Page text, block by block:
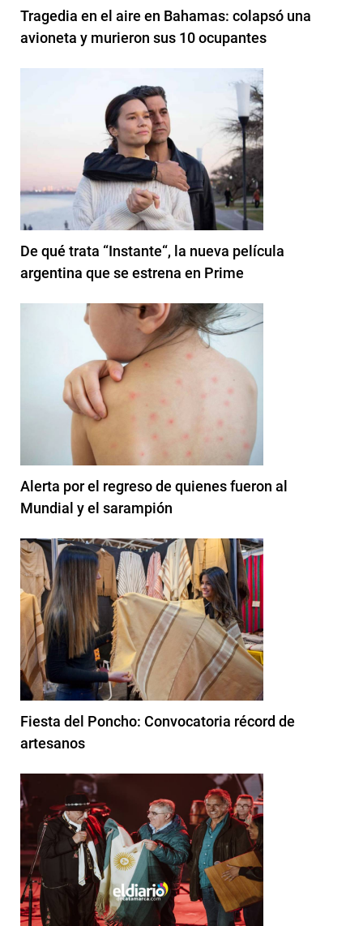
Tragedia en el aire en Bahamas: colapsó una
avioneta y murieron sus 10 ocupantes
De qué trata “Instante“, la nueva película
argentina que se estrena en Prime
Alerta por el regreso de quienes fueron al
Mundial y el sarampión
Fiesta del Poncho: Convocatoria récord de
artesanos